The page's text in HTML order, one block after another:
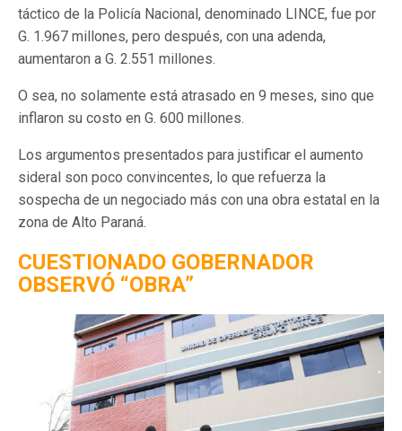
táctico de la Policía Nacional, denominado LINCE, fue por
G. 1.967 millones, pero después, con una adenda,
aumentaron a G. 2.551 millones.
O sea, no solamente está atrasado en 9 meses, sino que
inflaron su costo en G. 600 millones.
Los argumentos presentados para justificar el aumento
sideral son poco convincentes, lo que refuerza la
sospecha de un negociado más con una obra estatal en la
zona de Alto Paraná.
CUESTIONADO GOBERNADOR
OBSERVÓ “OBRA”